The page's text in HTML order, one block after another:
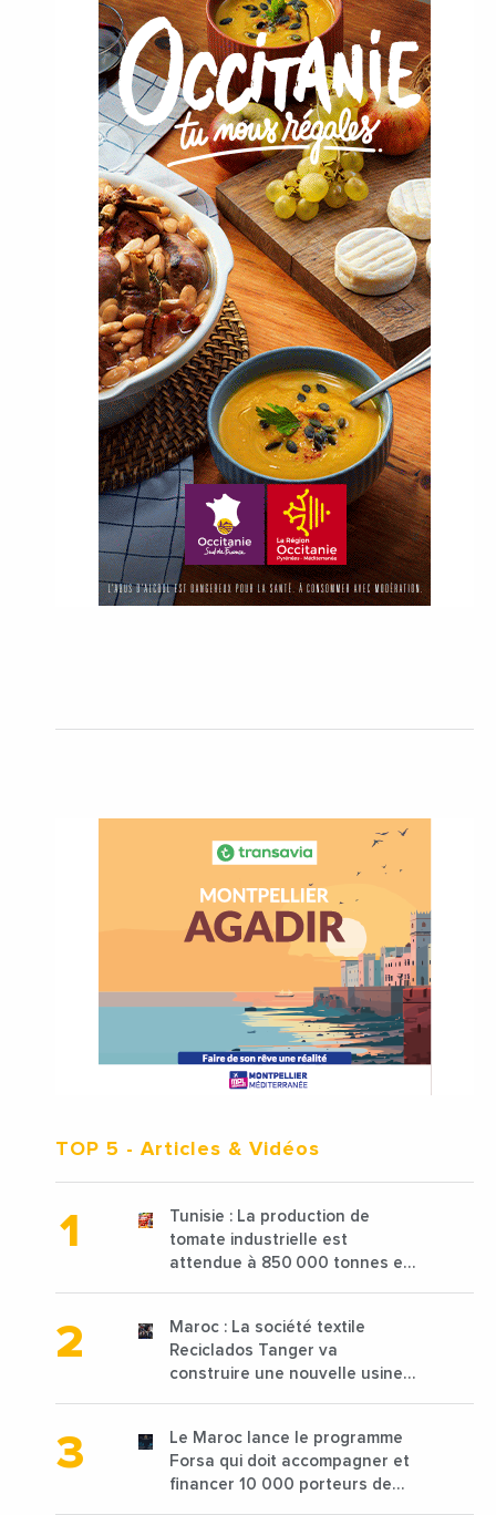
TOP 5 - Articles & Vidéos
Tunisie : La production de
tomate industrielle est
attendue à 850 000 tonnes en
Maroc : La société textile
Reciclados Tanger va
construire une nouvelle usine
Le Maroc lance le programme
Forsa qui doit accompagner et
financer 10 000 porteurs de